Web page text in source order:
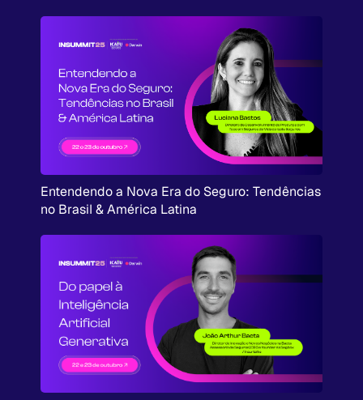
Entendendo a Nova Era do Seguro: Tendências
no Brasil & América Latina